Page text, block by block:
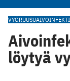
VYÖRUUSU
löytyä